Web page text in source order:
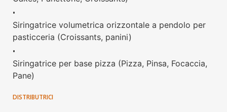
•
Siringatrice volumetrica orizzontale a pendolo per
pasticceria (Croissants, panini)
•
Siringatrice per base pizza (Pizza, Pinsa, Focaccia,
Pane)
DISTRIBUTRICI